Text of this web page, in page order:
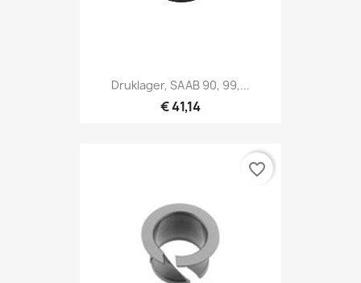
Druklager, SAAB 90, 99,...
€ 41,14
favorite_border